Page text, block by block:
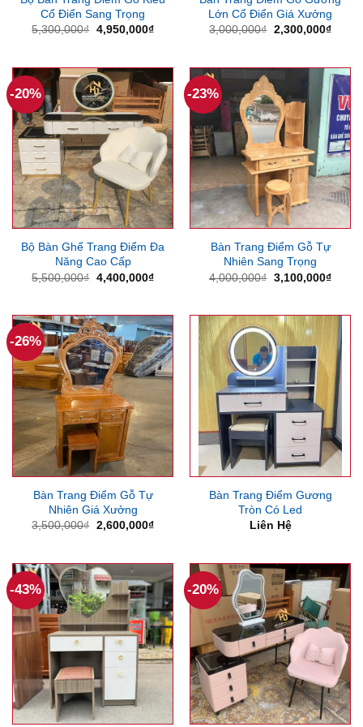
Cổ Điển Sang Trọng
5,300,000₫ Giá
4,950,000₫Giá
4,950,000₫.
Lớn Cổ Điển Giá Xưởng
3,000,000₫ Giá
2,300,000₫Giá
-20%
Bộ Bàn Ghế Trang Điểm Đa
Năng Cao Cấp
5,500,000₫ Giá
4,400,000₫Giá
4,400,000₫.
-23%
Bàn Trang Điểm Gỗ Tự
Nhiên Sang Trọng
4,000,000₫ Giá
3,100,000₫Giá
-26%
Bàn Trang Điểm Gỗ Tự
Nhiên Giá Xưởng
3,500,000₫ Giá
2,600,000₫Giá
2,600,000₫.
Bàn Trang Điểm Gương
Tròn Có Led
Liên Hệ
-43% -20%